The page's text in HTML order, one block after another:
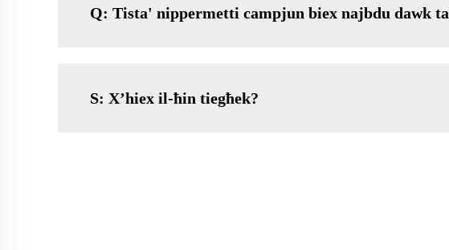
Q: Tista' nippermetti campjun biex najbdu dawk
S: X’hiex il-ħin tiegħek?